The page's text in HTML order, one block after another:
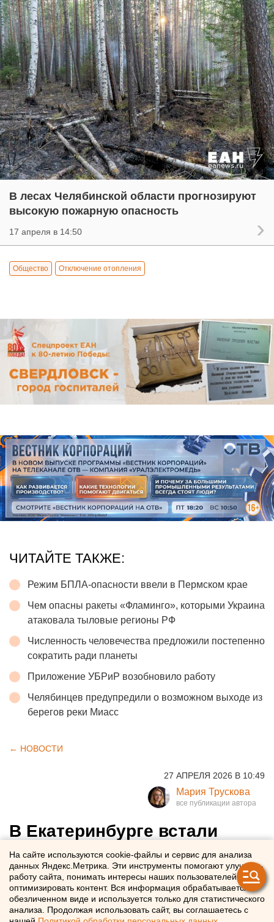
В лесах Челябинской области прогнозируют
высокую пожарную опасность
17 апреля в 14:50
Общество Отключение отопления
ЧИТАЙТЕ ТАКЖЕ:
Режим БПЛА-опасности ввели в Пермском крае
Чем опасны ракеты «Фламинго», которыми Украина
атаковала тыловые регионы РФ
Численность человечества предложили постепенно
сократить ради планеты
Приложение УБРиР возобновило работу
Челябинцев предупредили о возможном выходе из
берегов реки Миасс
← НОВОСТИ
27 АПРЕЛЯ 2026 В 10:49
Мария Трускова
В Екатеринбурге встали
трамваи
В Екатеринбурге на улице Челюскинцев остановилось
трамвайное движение
На сайте используются cookie-файлы и сервис для анализа
данных Яндекс.Метрика. Эти инструменты помогают улучшать
работу сайта, понимать интересы наших пользователей и
оптимизировать контент. Вся информация обрабатывается в
обезличенном виде и используется только для статистического
анализа. Продолжая использовать сайт, вы соглашаетесь с